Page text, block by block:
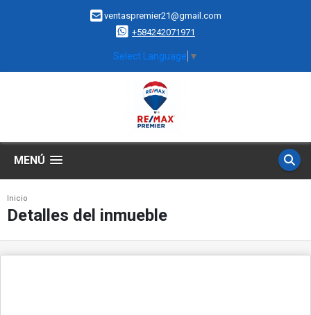
ventaspremier21@gmail.com
+584242071971
Select Language ▼
MENÚ
Inicio
Detalles del inmueble